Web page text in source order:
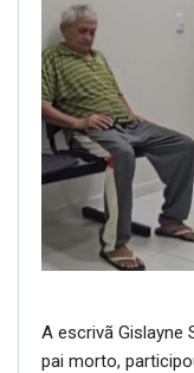
A escrivã Gislayne